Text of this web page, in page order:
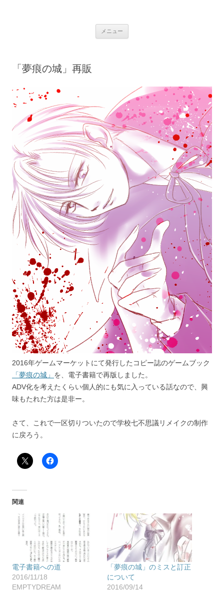
メニュー
プ
「夢痕の城」再販
2016年ゲームマーケットにて発行したコピー誌のゲームブック
「夢痕の城」 を、電子書籍で再版しました。
ADV化を考えたくらい個人的にも気に入っている話なので、興
味もたれた方は是非ー。
さて、これで一区切りついたので学校七不思議リメイクの制作
に戻ろう。
関連
電子書籍への道
2016/11/18
EMPTYDREAM
「夢痕の城」のミスと訂正
について
2016/09/14